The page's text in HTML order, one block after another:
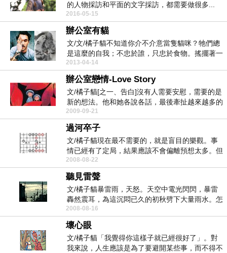
的人物採訪和平面的文字採訪，都需要做很多...
2016-05-15
辦公室有貓
文/文/橘子貓不知道你介不介意當隻貓咪？牠們總
是這麼的自我；不忠於誰，只忠於食物。搖擺著一
身毛皮，隨...
2013-04-14
辦公室戀情-Love Story
文/橘子貓[之一、告白]沒有人需要安慰，需要的是
新的想法。他和她各說各話，最後牽扯越來越多的
人進來。...
2009-09-21
過河卒子
文/橘子貓現在最不需要的，就是盲目的樂觀。事
情已經有了定局，結果應該不會偏離預想太多。但
當局者迷，沉...
2008-08-22
聽見雷聲
文/橘子貓暴雷雨，天怒。天空中電光閃閃，暴雷
轟然震耳，為這沉悶已久的初秋劈下大量雨水。怎
麼會，我們的...
2008-08-16
壞心眼
文/橘子貓「我覺得你這樣子就已經很好了」。對
我來說，人生應該是為了要避開某些事，而不得不